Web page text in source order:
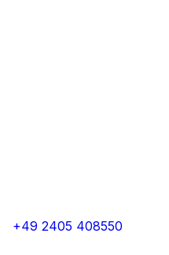
+49 2405 408550